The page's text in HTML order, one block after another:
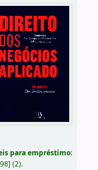
para empréstimo:
] (2).